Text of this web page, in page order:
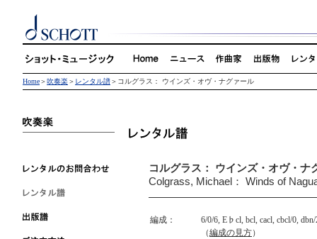
Home＞吹奏楽＞ レンタル譜＞コルグラス： ウインズ・オヴ・ナグァール
コルグラス： ウインズ・オヴ・ナ
Colgrass, Michael： Winds of
編成：
6/0/6, E♭cl, bcl, cacl, cbcl/0,
（編成の見方）